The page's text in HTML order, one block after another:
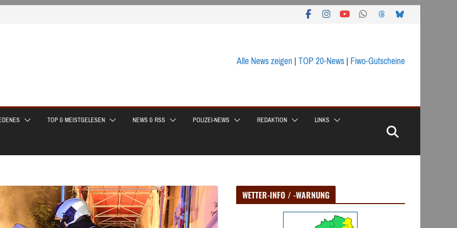
Alle News zeigen|TOP 20-News|Fiwo-Gutscheine
TOP & MEISTGELESEN NEWS & RSS POLIZEI-NEWS REDAKTION LINKS
WETTER-INFO / -WARNUNG